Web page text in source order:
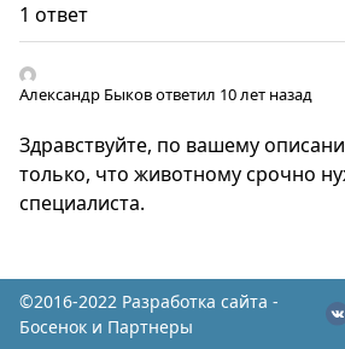
1 ответ
Александр Быковответил 10 лет назад
Здравствуйте, по вашему
только, что животному срочно
специалиста.
©2016-2022 Разработка сайта -
Босенок и Партнеры